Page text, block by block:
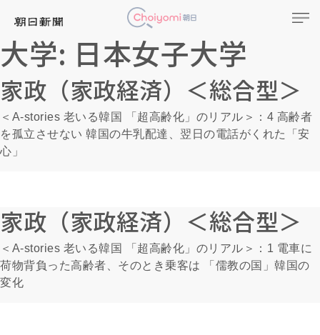
大学: 日本女子大学
家政（家政経済）＜総合型＞
＜A-stories 老いる韓国 「超高齢化」のリアル＞：4 高齢者
を孤立させない 韓国の牛乳配達、翌日の電話がくれた「安
心」
家政（家政経済）＜総合型＞
＜A-stories 老いる韓国 「超高齢化」のリアル＞：1 電車に
荷物背負った高齢者、そのとき乗客は 「儒教の国」韓国の
変化